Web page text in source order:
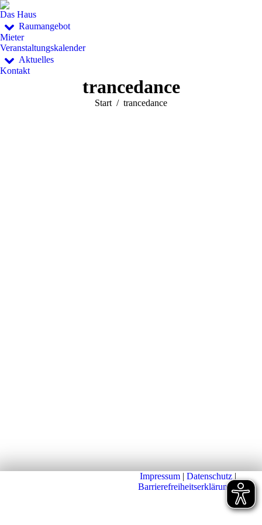
Das Haus
Raumangebot
Mieter
Veranstaltungskalender
Aktuelles
Kontakt
trancedance
Sie befinden sich hier:
Start trancedance
Impressum | Datenschutz |
Barrierefreiheitserklärung